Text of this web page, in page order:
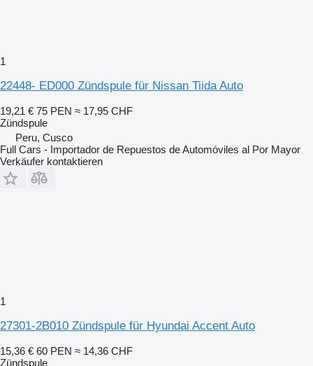
1
22448- ED000 Zündspule für Nissan Tiida Auto
19,21 € 75 PEN ≈ 17,95 CHF
Zündspule
Peru, Cusco
Full Cars - Importador de Repuestos de Automóviles al Por Mayor
Verkäufer kontaktieren
1
27301-2B010 Zündspule für Hyundai Accent Auto
15,36 € 60 PEN ≈ 14,36 CHF
Zündspule